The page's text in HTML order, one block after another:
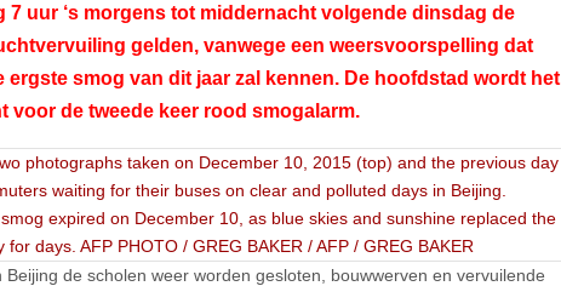
7 uur ‘s morgens tot middernacht volgende dinsdag de
gelden, vanwege een weersvoorspelling dat
ergste smog van dit jaar zal kennen. De hoofdstad wordt het
voor de tweede keer rood smogalarm.
de scholen weer worden gesloten, bouwwerven en vervuilende